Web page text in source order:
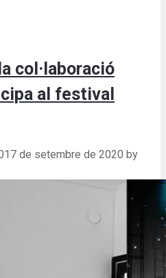
col·laboració
al festival
17 de setembre de 2020 by